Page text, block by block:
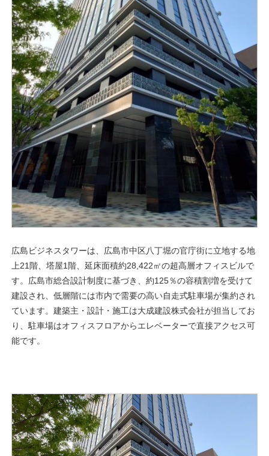
広島ビジネスタワーは、広島市中区八丁堀の官庁街に立地する地
上21階、塔屋1階、延床面積約28,422㎡の超高層オフィスビルで
す。広島市総合設計制度に基づき、約125％の容積割増を受けて
建設され、低層階には市内で需要の高い自走式駐車場が集約され
ています。建築主・設計・施工は大成建設株式会社が担当してお
り、駐車場はオフィスフロアからエレベーターで直接アクセス可
能です。